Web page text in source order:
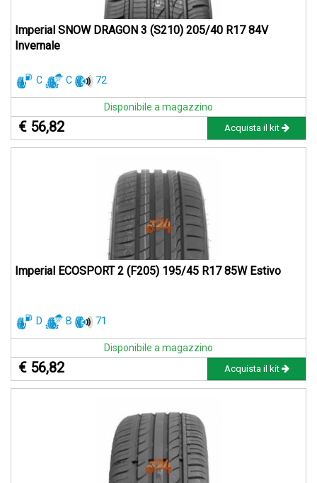
Imperial SNOW DRAGON 3 (S210) 205/40 R17 84V
Invernale
C C 72
Disponibile a magazzino
€ 56,82 Acquista il kit
Imperial ECOSPORT 2 (F205) 195/45 R17 85W Estivo
D B 71
Disponibile a magazzino
€ 56,82 Acquista il kit